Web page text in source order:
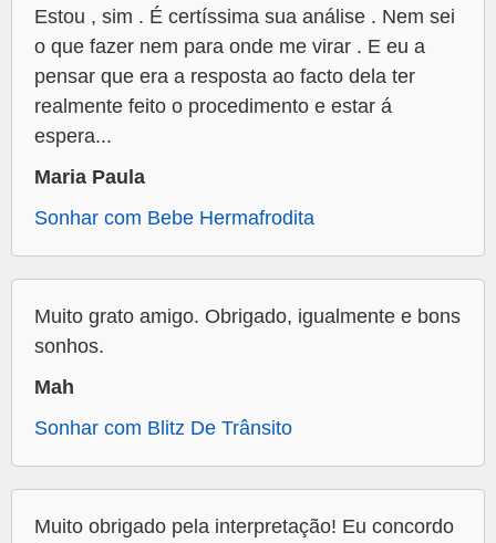
Estou , sim . É certíssima sua análise . Nem sei
o que fazer nem para onde me virar . E eu a
pensar que era a resposta ao facto dela ter
realmente feito o procedimento e estar á
espera...
Maria Paula
Sonhar com Bebe Hermafrodita
Muito grato amigo. Obrigado, igualmente e bons
sonhos.
Mah
Sonhar com Blitz De Trânsito
Muito obrigado pela interpretação! Eu concordo